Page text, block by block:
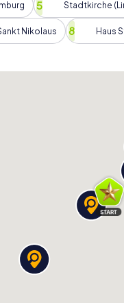
Reise voller Rätsel
unterwegs seid,
bereit, Limburg a.d.
Erinnerungen zu
Stadtkirche
Nikolaus Haus